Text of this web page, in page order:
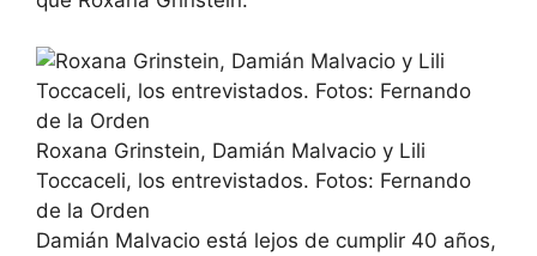
Roxana Grinstein, Damián Malvacio y Lili
Toccaceli, los entrevistados. Fotos: Fernando
de la Orden
Damián Malvacio está lejos de cumplir 40 años,